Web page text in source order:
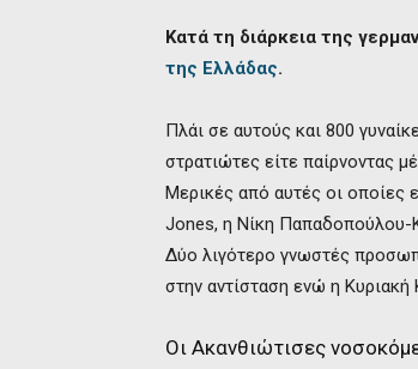
Κατά τη διάρκεια της
της Ελλάδας.
Πλάι σε αυτούς και 800
στρατιώτες είτε παίρνοντας
Μερικές από αυτές οι οποίες
Jones, η Νίκη Παπαδοπούλου-
Δύο λιγότερο γνωστές
στην αντίσταση ενώ η Κυριακή
Οι Ακανθιώτισες